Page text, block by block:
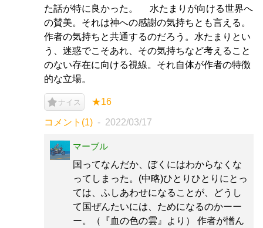
た話が特に良かった。 水たまりが向ける世界へ
の賛美。それは神への感謝の気持ちとも言える。
作者の気持ちと共通するのだろう。水たまりとい
う、迷惑でこそあれ、その気持ちなど考えること
のない存在に向ける視線。それ自体が作者の特徴
的な立場。
ナイス ★16
コメント(1) 2022/03/17
マーブル
国ってなんだか、ぼくにはわからなくな
ってしまった。(中略)ひとりひとりにとっ
ては、ふしあわせになることが、どうし
て国ぜんたいには、ためになるのかーー
ー。（『血の色の雲』より） 作者が憎ん